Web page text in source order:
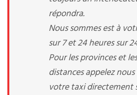
répondra.
Nous sommes est à
sur 7 et 24 heures sur
Pour les provinces et
distances appelez
votre taxi directement